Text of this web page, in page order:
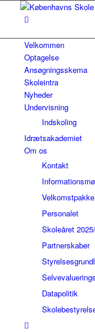
Velkommen
Optagelse
Ansøgningsskema
Skoleintra
Nyheder
Undervisning
Indskoling
Idrætsakademiet
Om os
Kontakt
Velkomstpakke
Personalet
Skoleåret
Partnerskaber
Datapolitik